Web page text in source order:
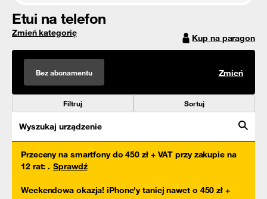
Etui na telefon
Zmień kategorię Kup na paragon
Bez abonamentu Zmień
Filtruj Sortuj
Wyszukaj urządzenie
Przeceny na smartfony do 450 zł + VAT przy zakupie na
12 rat: . Sprawdź
Weekendowa okazja! iPhone'y taniej nawet o 450 zł +